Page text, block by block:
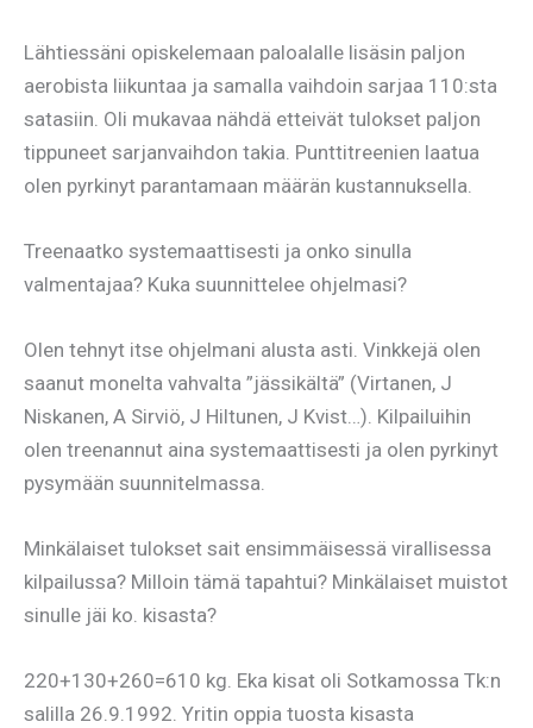
Lähtiessäni opiskelemaan paloalalle lisäsin paljon
aerobista liikuntaa ja samalla vaihdoin sarjaa 110:sta
satasiin. Oli mukavaa nähdä etteivät tulokset paljon
tippuneet sarjanvaihdon takia. Punttitreenien laatua
olen pyrkinyt parantamaan määrän kustannuksella.
Treenaatko systemaattisesti ja onko sinulla
valmentajaa? Kuka suunnittelee ohjelmasi?
Olen tehnyt itse ohjelmani alusta asti. Vinkkejä olen
saanut monelta vahvalta ”jässikältä” (Virtanen, J
Niskanen, A Sirviö, J Hiltunen, J Kvist…). Kilpailuihin
olen treenannut aina systemaattisesti ja olen pyrkinyt
pysymään suunnitelmassa.
Minkälaiset tulokset sait ensimmäisessä virallisessa
kilpailussa? Milloin tämä tapahtui? Minkälaiset muistot
sinulle jäi ko. kisasta?
220+130+260=610 kg. Eka kisat oli Sotkamossa Tk:n
salilla 26.9.1992. Yritin oppia tuosta kisasta